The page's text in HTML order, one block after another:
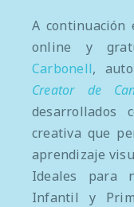
A continuación
online y
Carbonell,
Creator de
desarrollados
creativa que
aprendizaje
Ideales para
Infantil y